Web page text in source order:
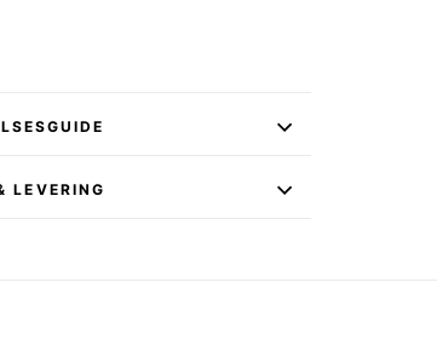
LEVERING